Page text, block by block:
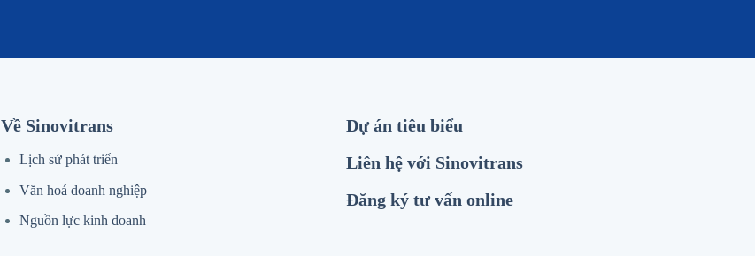
Về Sinovitrans
Lịch sử phát triển
Văn hoá doanh nghiệp
Nguồn lực kinh doanh
Dự án tiêu biểu
Liên hệ với Sinovitrans
Đăng ký tư vấn online